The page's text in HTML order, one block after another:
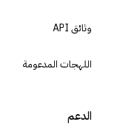
وثائق API
اللهجات المدعومة
الدعم